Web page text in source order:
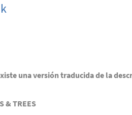
una versión traducida de la
& TREES